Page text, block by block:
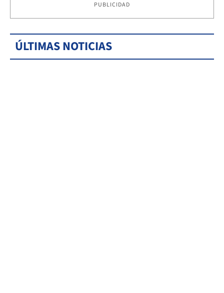
PUBLICIDAD
ÚLTIMAS NOTICIAS